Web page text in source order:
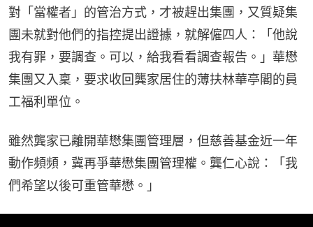
對「當權者」的管治方式，才被趕出集團，又質疑集
團未就對他們的指控提出證據，就解僱四人：「他說
我有罪，要調查。可以，給我看看調查報告。」華懋
集團又入稟，要求收回龔家居住的薄扶林華亭閣的員
工福利單位。
雖然龔家已離開華懋集團管理層，但慈善基金近一年
動作頻頻，冀再爭華懋集團管理權。龔仁心說：「我
們希望以後可重管華懋。」